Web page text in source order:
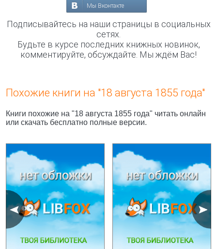
Мы Вконтакте
Подписывайтесь на наши страницы в социальных
сетях.
Будьте в курсе последних книжных новинок,
комментируйте, обсуждайте. Мы ждём Вас!
Похожие книги на "18 августа 1855 года"
Книги похожие на "18 августа 1855 года" читать онлайн
или скачать бесплатно полные версии.